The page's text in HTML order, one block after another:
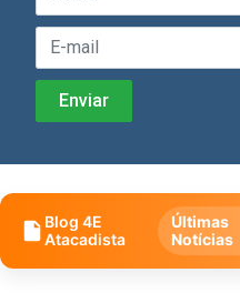
Blog 4E
Atacadista
Últimas
Notícias